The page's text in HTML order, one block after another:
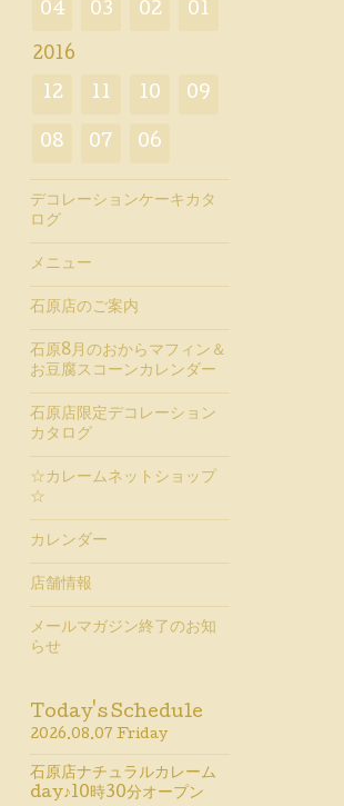
04 03 02 01
2016
12 11 10 09
08 07 06
デコレーションケーキカタ
ログ
メニュー
石原店のご案内
石原8月のおからマフィン＆
お豆腐スコーンカレンダー
石原店限定デコレーション
カタログ
☆カレームネットショップ
☆
カレンダー
店舗情報
メールマガジン終了のお知
らせ
Today's Schedule
2026.08.07 Friday
石原店ナチュラルカレーム
day♪10時30分オープン